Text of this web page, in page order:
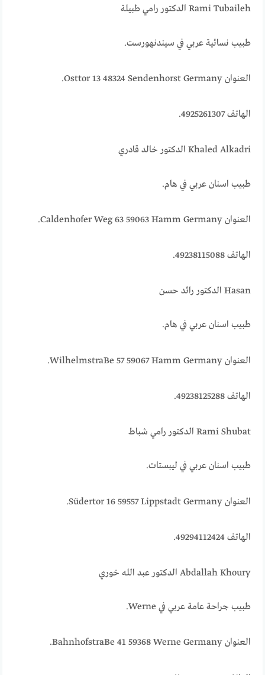
Rami Tubaileh الدكتور رامي طبيلة
طبيب نسائية عربي في سيندنهورست.
العنوان Osttor 13 48324 Sendenhorst Germany.
الهاتف 4925261307.
Khaled Alkadri الدكتور خالد قادري
طبيب اسنان عربي في هام.
العنوان Caldenhofer Weg 63 59063 Hamm Germany.
الهاتف 49238115088.
Hasan الدكتور رائد حسن
طبيب اسنان عربي في هام.
العنوان WilhelmstraBe 57 59067 Hamm Germany.
الهاتف 49238125288.
Rami Shubat الدكتور رامي شباط
طبيب اسنان عربي في ليبستات.
العنوان Südertor 16 59557 Lippstadt Germany.
الهاتف 49294112424.
Abdallah Khoury الدكتور عبد الله خوري
طبيب جراحة عامة عربي في Werne.
العنوان BahnhofstraBe 41 59368 Werne Germany.